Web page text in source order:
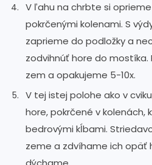
V ľahu na chrbte si
pokrčenými kolenami. S
zaprieme do podložky a
zodvihnúť hore do mostíka.
zem a opakujeme 5-10x.
V tej istej polohe ako v
hore, pokrčené v kolenách,
bedrovými kĺbami.
zeme a zdvíhame ich opäť